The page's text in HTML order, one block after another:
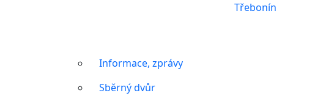
Třebonín
Informace, zprávy
Sběrný dvůr